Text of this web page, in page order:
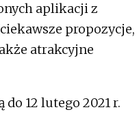
aplikacji z
propozycje,
atrakcyjne
12 lutego 2021 r.